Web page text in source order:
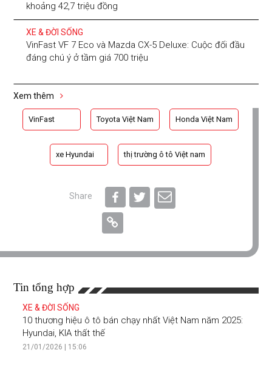
khoảng 42,7 triệu đồng
XE & ĐỜI SỐNG
VinFast VF 7 Eco và Mazda CX-5 Deluxe: Cuộc đối đầu
đáng chú ý ở tầm giá 700 triệu
Xem thêm
VinFast Toyota Việt Nam Honda Việt Nam
xe Hyundai thị trường ô tô Việt nam
Share
Tin tổng hợp
XE & ĐỜI SỐNG
10 thương hiệu ô tô bán chạy nhất Việt Nam năm 2025:
Hyundai, KIA thất thế
21/01/2026 | 15:06